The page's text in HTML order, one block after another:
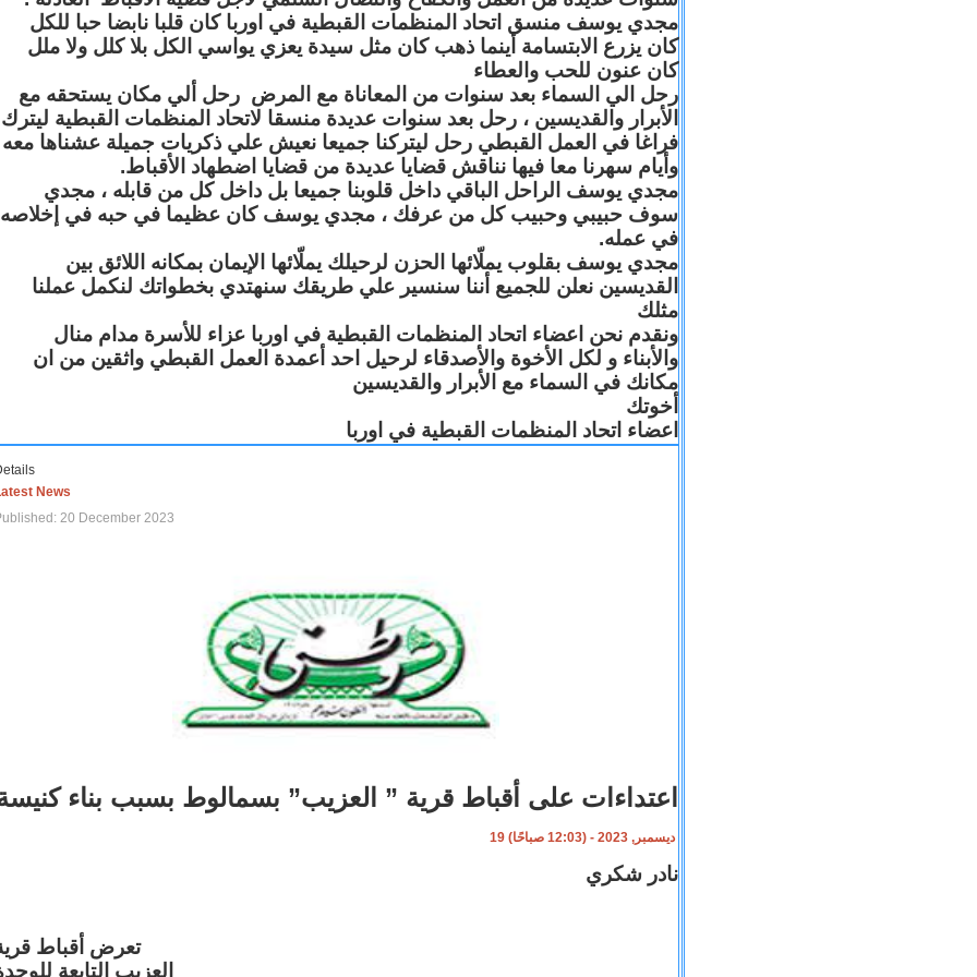
مجدي يوسف منسق اتحاد المنظمات القبطية في اوربا كان قلبا نابضا حبا للكل
كان يزرع الابتسامة أينما ذهب كان مثل سيدة يعزي يواسي الكل بلا كلل ولا ملل
كان عنون للحب والعطاء
رحل الي السماء بعد سنوات من المعاناة مع المرض رحل ألي مكان يستحقه مع
الأبرار والقديسين ، رحل بعد سنوات عديدة منسقا لاتحاد المنظمات القبطية ليترك
فراغا في العمل القبطي رحل ليتركنا جميعا نعيش علي ذكريات جميلة عشناها معه
وأيام سهرنا معا فيها نناقش قضايا عديدة من قضايا اضطهاد الأقباط.
مجدي يوسف الراحل الباقي داخل قلوبنا جميعا بل داخل كل من قابله ، مجدي
سوف حبيبي وحبيب كل من عرفك ، مجدي يوسف كان عظيما في حبه في إخلاصه
في عمله.
مجدي يوسف بقلوب يملّائها الحزن لرحيلك يملّائها الإيمان بمكانه اللائق بين
القديسين نعلن للجميع أننا سنسير علي طريقك سنهتدي بخطواتك لنكمل عملنا
مثلك
ونقدم نحن اعضاء اتحاد المنظمات القبطية في اوربا عزاء للأسرة مدام منال
والأبناء و لكل الأخوة والأصدقاء لرحيل احد أعمدة العمل القبطي واثقين من ان
مكانك في السماء مع الأبرار والقديسين
أخوتك
اعضاء اتحاد المنظمات القبطية في اوربا
News
20 December 2023
اعتداءات على أقباط قرية ” العزيب” بسمالوط بسبب بناء
19 ديسمبر, 2023 - (12:03 صباحًا)
نادر شكري
تعرض أقباط
العزيب التابعة